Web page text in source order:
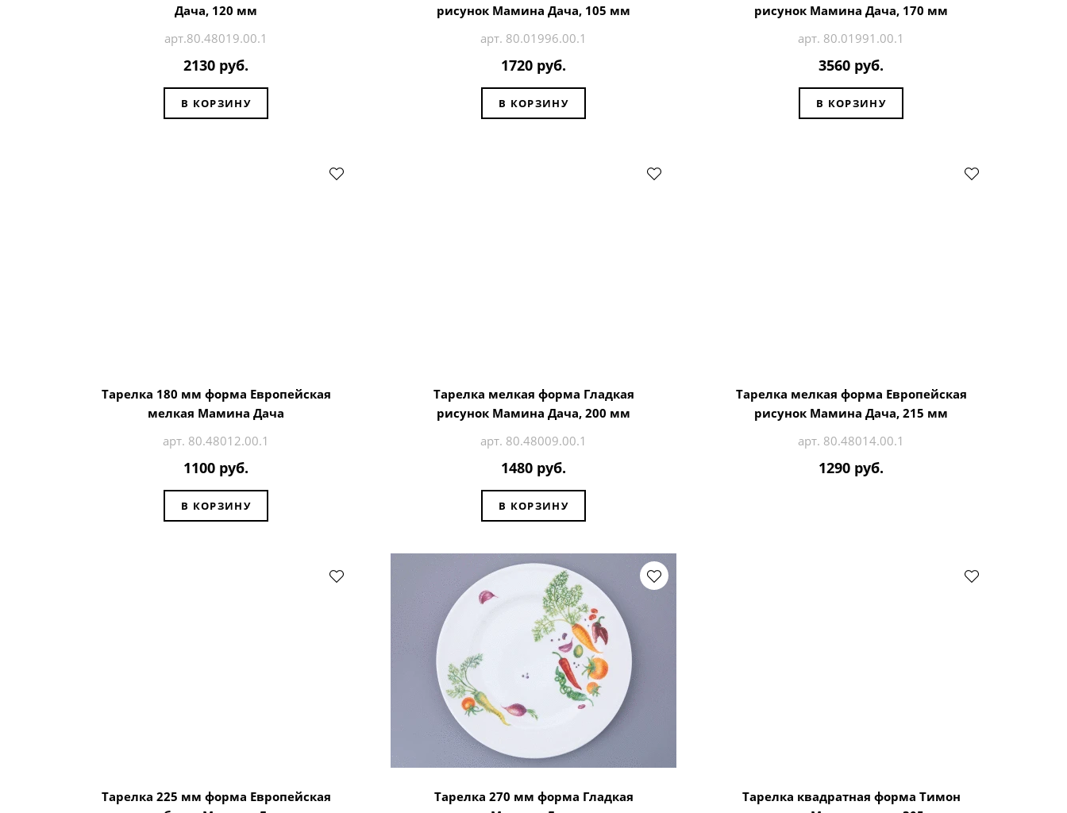
Дача, 120 мм
арт.80.48019.00.1
2130 руб.
В КОРЗИНУ
рисунок Мамина Дача, 105 мм
арт. 80.01996.00.1
1720 руб.
В КОРЗИНУ
рисунок Мамина Дача, 170 мм
арт. 80.01991.00.1
3560 руб.
В КОРЗИНУ
Тарелка 180 мм форма Европейская
мелкая Мамина Дача
арт. 80.48012.00.1
1100 руб.
В КОРЗИНУ
Тарелка мелкая форма Гладкая
рисунок Мамина Дача, 200 мм
арт. 80.48009.00.1
1480 руб.
В КОРЗИНУ
Тарелка мелкая форма Европейская
рисунок Мамина Дача, 215 мм
арт. 80.48014.00.1
1290 руб.
Тарелка 225 мм форма Европейская
Тарелка 270 мм форма Гладкая
Тарелка квадратная форма Тимон